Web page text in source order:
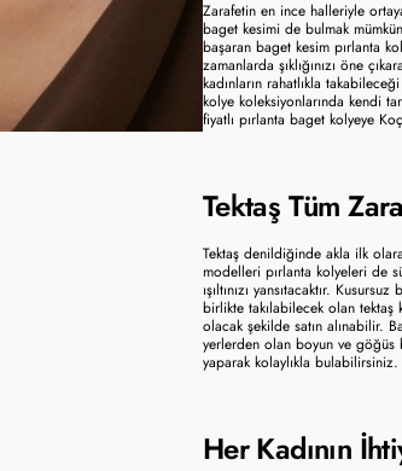
Zarafetin en ince halleriyle
baget kesimi de bulmak
başaran baget kesim pırlanta
zamanlarda şıklığınızı öne
kadınların rahatlıkla
kolye koleksiyonlarında kendi
fiyatlı pırlanta baget kolyeye
Tektaş Tüm
Tektaş denildiğinde akla ilk
modelleri pırlanta kolyeleri de
ışıltınızı yansıtacaktır.
birlikte takılabilecek olan tektaş
olacak şekilde satın alınabilir.
yerlerden olan boyun ve göğüs
yaparak kolaylıkla bulabilirsiniz.
Her Kadının